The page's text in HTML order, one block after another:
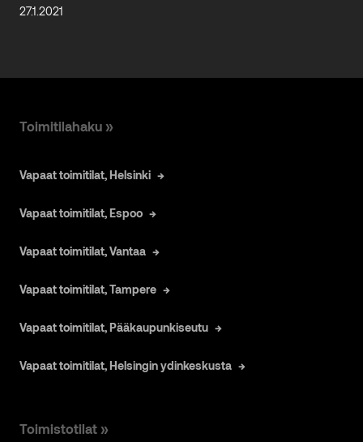
27.1.2021
Toimitilahaku »
Vapaat toimitilat, Helsinki
Vapaat toimitilat, Espoo
Vapaat toimitilat, Vantaa
Vapaat toimitilat, Tampere
Vapaat toimitilat, Pääkaupunkiseutu
Vapaat toimitilat, Helsingin ydinkeskusta
Toimistotilat »